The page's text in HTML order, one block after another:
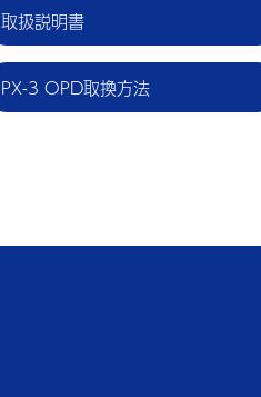
取扱説明書
PX-3 OPD取換方法